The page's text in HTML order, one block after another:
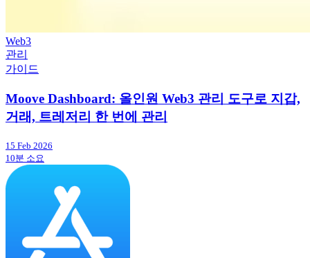
Web3
관리
가이드
Moove Dashboard: 올인원 Web3 관리 도구로 지갑,
거래, 트레저리 한 번에 관리
15 Feb 2026
10분 소요